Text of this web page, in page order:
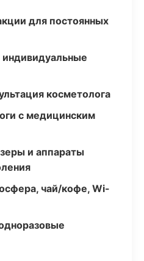
для постоянных
косметолога
с медицинским
и аппараты
чай/кофе, Wi-